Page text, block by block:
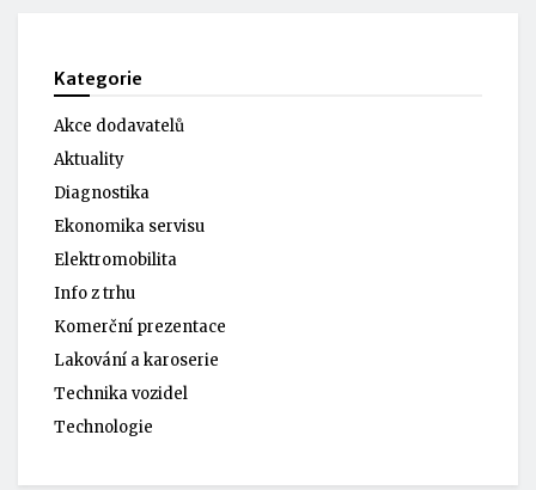
Kategorie
Akce dodavatelů
Aktuality
Diagnostika
Ekonomika servisu
Elektromobilita
Info z trhu
Komerční prezentace
Lakování a karoserie
Technika vozidel
Technologie